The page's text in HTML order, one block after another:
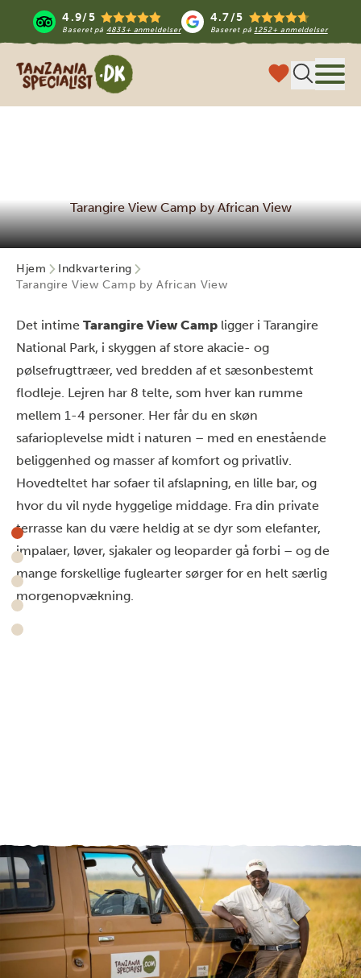
4.9/5
Baseret på 4833+ anmeldelser
4.7/5
Baseret på1252+ anmeldelser
Tanzania Specialist
Tarangire View Camp by African View
Hjem
Indkvartering
Tarangire View Camp by African View
Det intime Tarangire View Camp ligger i Tarangire
National Park, i skyggen af store akacie- og
pølsefrugttræer, ved bredden af et sæsonbestemt
flodleje. Lejren har 8 telte, som hver kan rumme
mellem 1-4 personer. Her får du en skøn
safarioplevelse midt i naturen – med en enestående
beliggenhed og masser af komfort og privatliv.
Hovedteltet har sofaer til afslapning, en lille bar, og
hvor du vil nyde hyggelige middage. Fra din private
terrasse kan du være heldig at se dyr som elefanter,
impalaer, løver, sjakaler og leoparder gå forbi – og de
mange forskellige fuglearter sørger for en helt særlig
morgenopvækning.